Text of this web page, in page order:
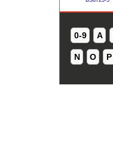
0-9 A
N O P